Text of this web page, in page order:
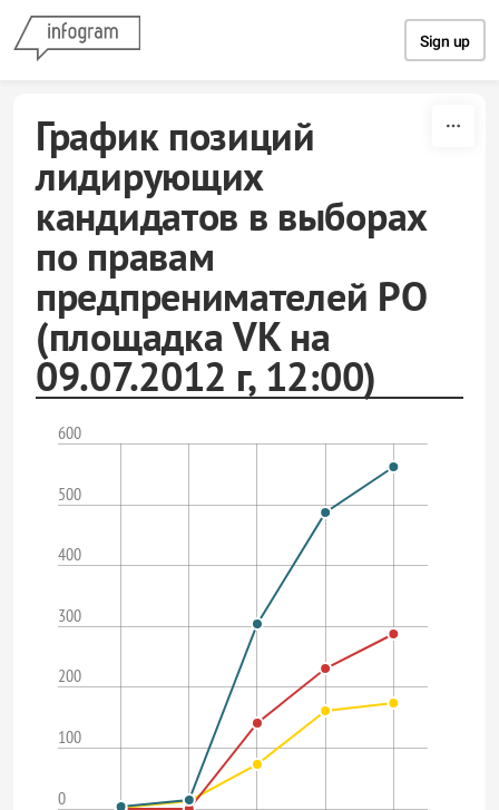
Sign up
График позиций
лидирующих
кандидатов в выборах
по правам
предпренимателей РО
(площадка VK на
09.07.2012 г, 12:00)
0
100
200
300
400
500
600